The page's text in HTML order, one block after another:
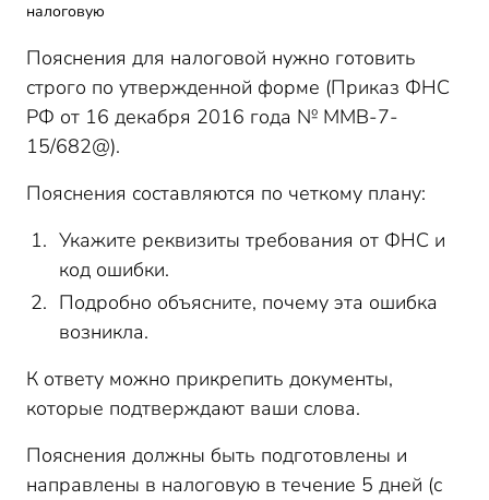
налоговую
Пояснения для налоговой нужно готовить
строго по утвержденной форме (Приказ ФНС
РФ от 16 декабря 2016 года № ММВ-7-
15/682@).
Пояснения составляются по четкому плану:
Укажите реквизиты требования от ФНС и
код ошибки.
Подробно объясните, почему эта ошибка
возникла.
К ответу можно прикрепить документы,
которые подтверждают ваши слова.
Пояснения должны быть подготовлены и
направлены в налоговую в течение 5 дней (с